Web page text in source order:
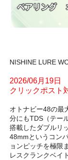
NISHINE LURE
2026/06月19日
クリックポスト
オトナビー48の最
分にもTDS（テー
搭載したダブルリ
48mmというコン
ョンピッチを極限
レスクランクベイ